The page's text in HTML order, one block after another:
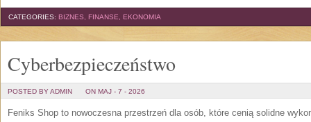
CATEGORIES: BIZNES, FINANSE, EKONOMIA
Cyberbezpieczeństwo
POSTED BY ADMIN ON MAJ - 7 - 2026
Feniks Shop to nowoczesna przestrzeń dla osób, które cenią solidne